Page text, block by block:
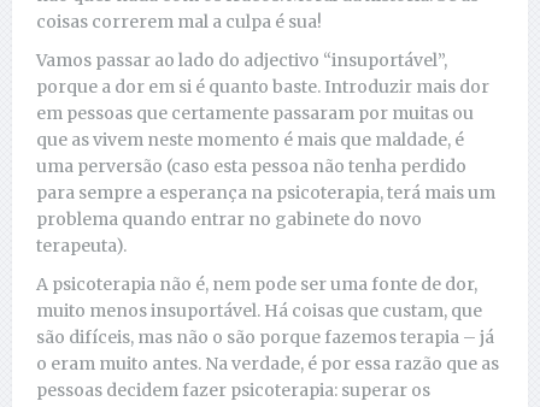
coisas correrem mal a culpa é sua!
Vamos passar ao lado do adjectivo “insuportável”,
porque a dor em si é quanto baste. Introduzir mais dor
em pessoas que certamente passaram por muitas ou
que as vivem neste momento é mais que maldade, é
uma perversão (caso esta pessoa não tenha perdido
para sempre a esperança na psicoterapia, terá mais um
problema quando entrar no gabinete do novo
terapeuta).
A psicoterapia não é, nem pode ser uma fonte de dor,
muito menos insuportável. Há coisas que custam, que
são difíceis, mas não o são porque fazemos terapia – já
o eram muito antes. Na verdade, é por essa razão que as
pessoas decidem fazer psicoterapia: superar os